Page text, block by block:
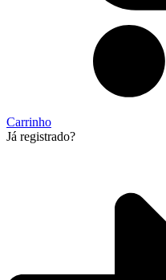
Carrinho
Já registrado?